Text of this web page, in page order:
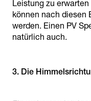
Leistung zu
können nach diesen
werden. Einen PV
natürlich auch.
3. Die